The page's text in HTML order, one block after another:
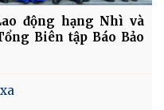
động hạng Nhì và
Biên tập Báo Bảo